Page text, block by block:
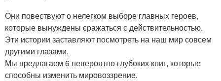
Они повествуют о нелегком выборе главных героев,
которые вынуждены сражаться с действительностью.
Эти истории заставляют посмотреть на наш мир совсем
другими глазами.
Мы предлагаем 6 невероятно глубоких книг, которые
способны изменить мировоззрение.